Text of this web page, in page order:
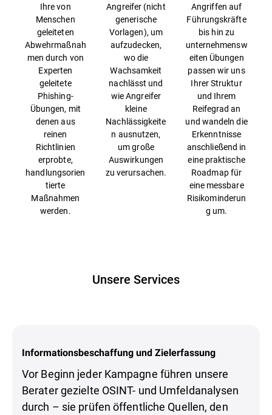
Ihre von
Menschen
geleiteten
Abwehrmaßnah
men durch von
Experten
geleitete
Phishing-
Übungen, mit
denen aus
reinen
Richtlinien
erprobte,
handlungsorien
tierte
Maßnahmen
werden.
Angreifer (nicht
generische
Vorlagen), um
aufzudecken,
wo die
Wachsamkeit
nachlässt und
wie Angreifer
kleine
Nachlässigkeite
n ausnutzen,
um große
Auswirkungen
zu verursachen.
Angriffen auf
Führungskräfte
bis hin zu
unternehmensw
eiten Übungen
passen wir uns
Ihrer Struktur
und Ihrem
Reifegrad an
und wandeln die
Erkenntnisse
anschließend in
eine praktische
Roadmap für
eine messbare
Risikominderun
g um.
Unsere Services
Informationsbeschaffung und Zielerfassung
Vor Beginn jeder Kampagne führen unsere
Berater gezielte OSINT- und Umfeldanalysen
durch – sie prüfen öffentliche Quellen, den